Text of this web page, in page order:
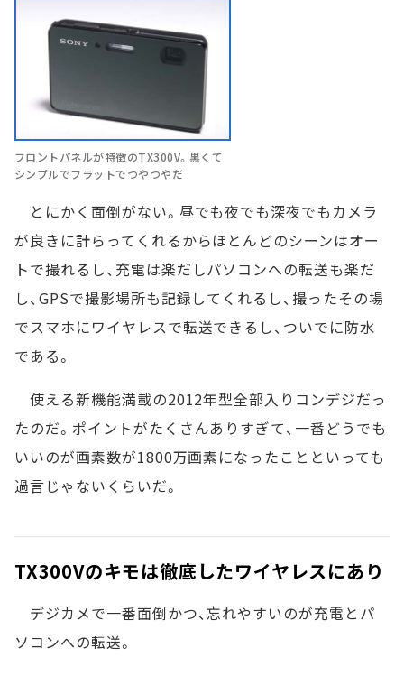
フロントパネルが特徴のTX300V。黒くて
シンプルでフラットでつやつやだ
とにかく面倒がない。昼でも夜でも深夜でもカメラ
が良きに計らってくれるからほとんどのシーンはオー
トで撮れるし、充電は楽だしパソコンへの転送も楽だ
し、GPSで撮影場所も記録してくれるし、撮ったその場
でスマホにワイヤレスで転送できるし、ついでに防水
である。
使える新機能満載の2012年型全部入りコンデジだっ
たのだ。ポイントがたくさんありすぎて、一番どうでも
いいのが画素数が1800万画素になったことといっても
過言じゃないくらいだ。
TX300Vのキモは徹底したワイヤレスにあり
デジカメで一番面倒かつ、忘れやすいのが充電とパ
ソコンへの転送。